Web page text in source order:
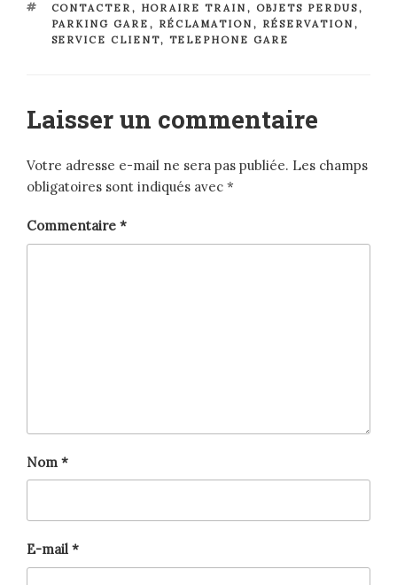
ÉTIQUETTES
CONTACTER, HORAIRE TRAIN , OBJETS PERDUS,
PARKING GARE , RÉCLAMATION , RÉSERVATION ,
SERVICE CLIENT, TELEPHONE GARE
Laisser un commentaire
Votre adresse e-mail ne sera pas publiée. Les champs
obligatoires sont indiqués avec *
Commentaire *
Nom *
E-mail *